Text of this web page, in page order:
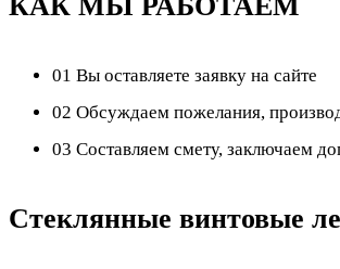
КАК МЫ РАБОТАЕМ
01 Вы оставляете заявку на сайте
02 Обсуждаем пожелания,
03 Составляем смету, заключаем
Стеклянные винтовые